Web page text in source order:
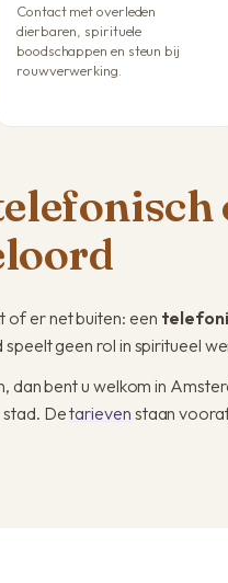
Contact met overleden
dierbaren, spirituele
boodschappen en steun bij
rouwverwerking.
of er net buiten: een
geen rol in spiritueel
dan bent u welkom in
stad. Detarieven staan